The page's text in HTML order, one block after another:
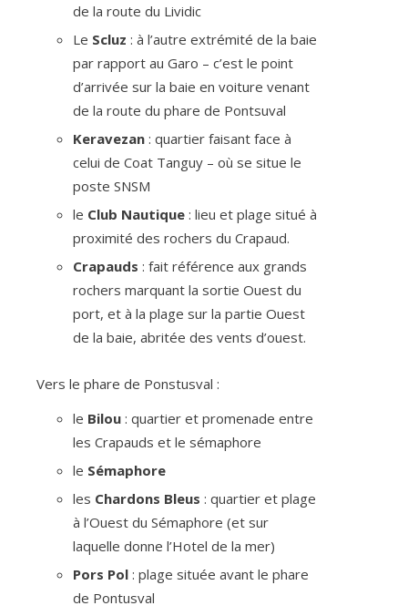
de la route du Lividic
Le Scluz : à l’autre extrémité de la baie
par rapport au Garo – c’est le point
d’arrivée sur la baie en voiture venant
de la route du phare de Pontsuval
Keravezan : quartier faisant face à
celui de Coat Tanguy – où se situe le
poste SNSM
le Club Nautique : lieu et plage situé à
proximité des rochers du Crapaud.
Crapauds : fait référence aux grands
rochers marquant la sortie Ouest du
port, et à la plage sur la partie Ouest
de la baie, abritée des vents d’ouest.
Vers le phare de Ponstusval :
le Bilou : quartier et promenade entre
les Crapauds et le sémaphore
le Sémaphore
les Chardons Bleus : quartier et plage
à l’Ouest du Sémaphore (et sur
laquelle donne l’Hotel de la mer)
Pors Pol : plage située avant le phare
de Pontusval